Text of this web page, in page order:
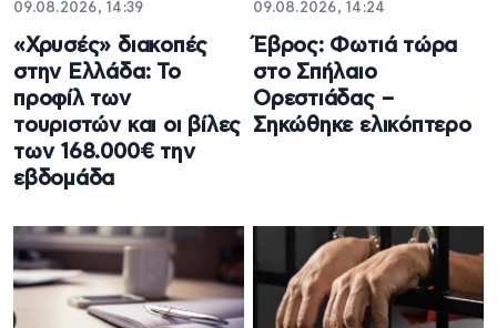
09.08.2026, 14:39
«Χρυσές» διακοπές
στην Ελλάδα: Το
προφίλ των
τουριστών και οι βίλες
των 168.000€ την
εβδομάδα
09.08.2026, 14:24
Έβρος: Φωτιά τώρα
στο Σπήλαιο
Ορεστιάδας –
Σηκώθηκε ελικόπτερο